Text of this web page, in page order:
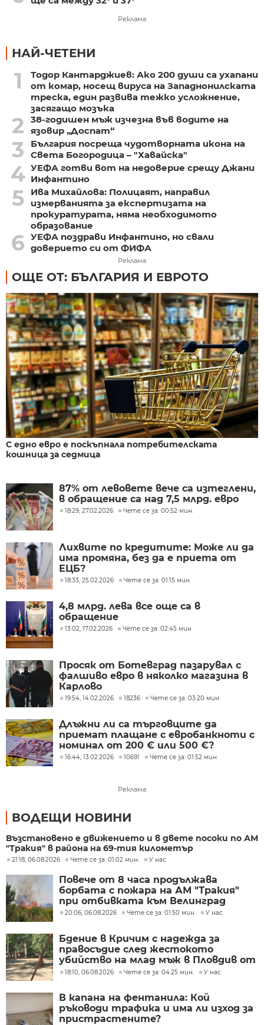
Реклама
НАЙ-ЧЕТЕНИ
1
Тодор Кантарджиев: Ако 200 души са ухапани
от комар, носещ вируса на Западнонилската
треска, един развива тежко усложнение,
засягащо мозъка
2
38-годишен мъж изчезна във водите на
язовир „Доспат“
3
България посреща чудотворната икона на
Света Богородица – "Хавайска"
4 УЕФА готви вот на недоверие срещу Джани
Инфантино
5
Ива Михайлова: Полицаят, направил
измерванията за експертизата на
прокуратурата, няма необходимото
образование
6 УЕФА поздрави Инфантино, но свали
доверието си от ФИФА
Реклама
ОЩЕ ОТ: БЪЛГАРИЯ И ЕВРОТО
С едно евро е поскъпнала потребителската
кошница за седмица
87% от левовете вече са изтеглени,
в обращение са над 7,5 млрд. евро
18:29, 27.02.2026 Чете се за: 00:52 мин.
Лихвите по кредитите: Може ли да
има промяна, без да е приета от
ЕЦБ?
18:33, 25.02.2026 Чете се за: 01:15 мин.
4,8 млрд. лева все още са в
обращение
13:02, 17.02.2026 Чете се за: 02:45 мин.
Просяк от Ботевград пазарувал с
фалшиво евро в няколко магазина в
Карлово
19:54, 14.02.2026 18236 Чете се за: 03:20 мин.
Длъжни ли са търговците да
приемат плащане с евробанкноти с
номинал от 200 € или 500 €?
16:44, 13.02.2026 10691 Чете се за: 01:52 мин.
Реклама
ВОДЕЩИ НОВИНИ
Възстановено е движението и в двете посоки по АМ
"Тракия" в района на 69-тия километър
21:18, 06.08.2026 Чете се за: 01:02 мин. У нас
Повече от 8 часа продължава
борбата с пожара на АМ "Тракия"
при отбивката към Велинград
20:06, 06.08.2026 Чете се за: 01:50 мин. У нас
Бдение в Кричим с надежда за
правосъдие след жестокото
убийство на млад мъж в Пловдив от
тийнейджъри
18:10, 06.08.2026 Чете се за: 04:25 мин. У нас
В капана на фентанила: Кой
ръководи трафика и има ли изход за
пристрастените?